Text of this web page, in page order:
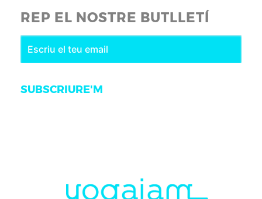
REP EL NOSTRE BUTLLETÍ
SUBSCRIURE'M